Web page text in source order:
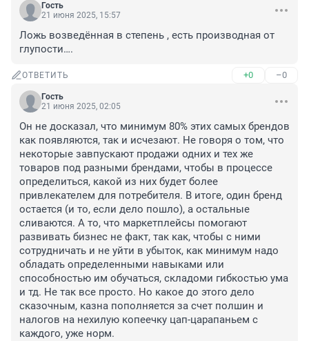
Гость
21 июня 2025, 15:57
Ложь возведённая в степень , есть производная от
глупости….
ОТВЕТИТЬ +0 –0
Гость
21 июня 2025, 02:05
Он не досказал, что минимум 80% этих самых брендов
как появляются, так и исчезают. Не говоря о том, что
некоторые завпускают продажи одних и тех же
товаров под разными брендами, чтобы в процессе
определиться, какой из них будет более
привлекателем для потребителя. В итоге, один бренд
остается (и то, если дело пошло), а остальные
сливаются. А то, что маркетплейсы помогают
развивать бизнес не факт, так как, чтобы с ними
сотрудничать и не уйти в убыток, как минимум надо
обладать определенными навыками или
способностью им обучаться, складоми гибкостью ума
и тд. Не так все просто. Но какое до этого дело
сказочным, казна пополняется за счет полшин и
налогов на нехилую копеечку цап-царапаньем с
каждого, уже норм.